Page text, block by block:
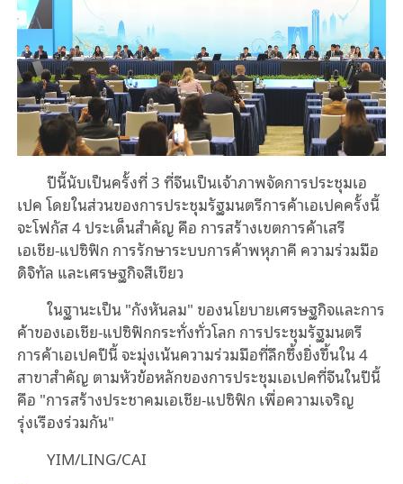
ปีนี้นับเป็นครั้งที่ 3 ที่จีนเป็นเจ้าภาพจัดการประชุมเอ
เปค โดยในส่วนของการประชุมรัฐมนตรีการค้าเอเปคครั้งนี้
จะโฟกัส 4 ประเด็นสำคัญ คือ การสร้างเขตการค้าเสรี
เอเชีย-แปซิฟิก การรักษาระบบการค้าพหุภาคี ความร่วมมือ
ดิจิทัล และเศรษฐกิจสีเขียว
ในฐานะเป็น "กังหันลม" ของนโยบายเศรษฐกิจและการ
ค้าของเอเชีย-แปซิฟิกกระทั่งทั่วโลก การประชุมรัฐมนตรี
การค้าเอเปคปีนี้ จะมุ่งเน้นความร่วมมือที่ลึกซึ้งยิ่งขึ้นใน 4
สาขาสําคัญ ตามหัวข้อหลักของการประชุมเอเปคที่จีนในปีนี้
คือ "การสร้างประชาคมเอเชีย-แปซิฟิก เพื่อความเจริญ
รุ่งเรืองร่วมกัน"
YIM/LING/CAI